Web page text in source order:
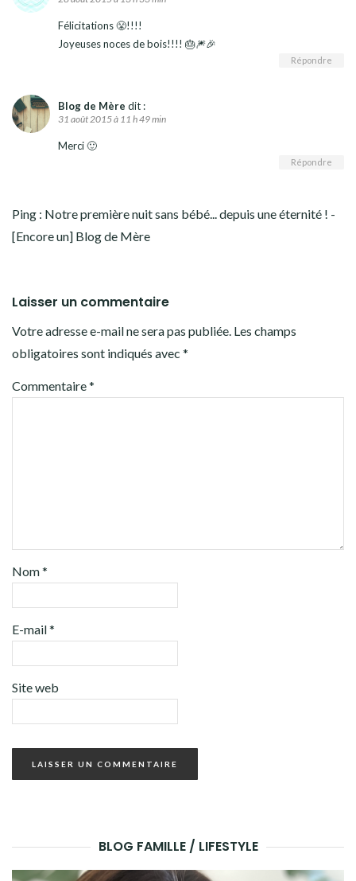
Félicitations 😤!!!!
Joyeuses noces de bois!!!! 🎂🎆🎉
Répondre
Blog de Mère dit :
31 août 2015 à 11 h 49 min
Merci 🙂
Répondre
Ping : Notre première nuit sans bébé... depuis une éternité ! -
[Encore un] Blog de Mère
Laisser un commentaire
Votre adresse e-mail ne sera pas publiée. Les champs
obligatoires sont indiqués avec *
Commentaire*
Nom*
E-mail*
Site web
BLOG FAMILLE / LIFESTYLE